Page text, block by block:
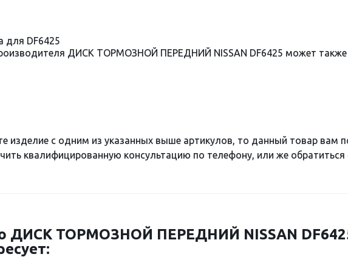
для DF6425
ДИСК ТОРМОЗНОЙ ПЕРЕДНИЙ NISSAN DF6425 может
изделие с одним из указанных выше артикулов, то данный товар вам
квалифицированную консультацию по телефону, или же обратиться
ДИСК ТОРМОЗНОЙ ПЕРЕДНИЙ NISSAN